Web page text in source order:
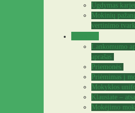
Ugdymas
Mokinių
vertinimo
Lankomumo
aprašas
Priemonės
Priėmimas į
Mokyklos
Klausiate –
Mokėjimo